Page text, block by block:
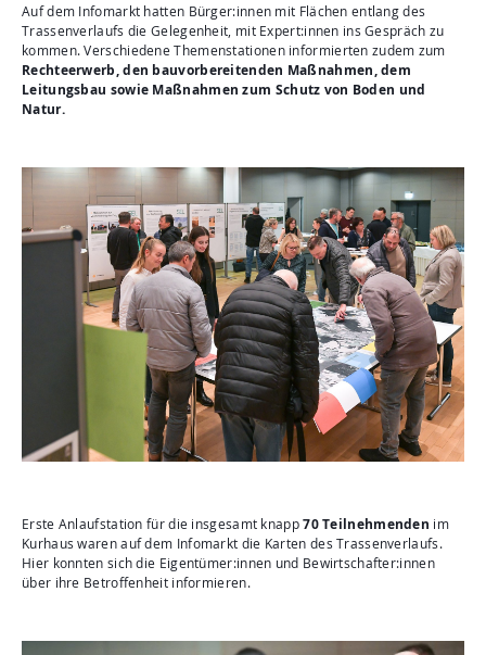
Auf dem Infomarkt hatten Bürger:innen mit Flächen entlang des
Trassenverlaufs die Gelegenheit, mit Expert:innen ins Gespräch zu
kommen. Verschiedene Themenstationen informierten zudem zum
Rechteerwerb, den bauvorbereitenden Maßnahmen, dem
Leitungsbau sowie Maßnahmen zum Schutz von Boden und
Natur.
Erste Anlaufstation für die insgesamt knapp70 Teilnehmenden im
Kurhaus waren auf dem Infomarkt die Karten des Trassenverlaufs.
Hier konnten sich die Eigentümer:innen und Bewirtschafter:innen
über ihre Betroffenheit informieren.